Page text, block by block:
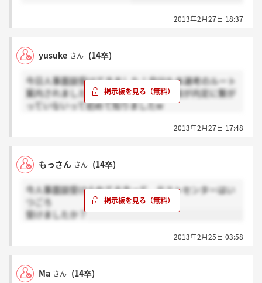
2013年2月27日 18:37
yusuke さん (14卒)
今日人事面談受けてきました！自分も本選考のルート
案内されました！てか、今やってる面談が内定に繋が
っていないって初めて知りましたw
て面接から選考に進めるってものなんですね！2013年2月27日 17:48
もっさん さん (14卒)
今人事面談受けられてる方って、テストセンターはい
つごろ
受けましたか？
2013年2月25日 03:58
Ma さん (14卒)